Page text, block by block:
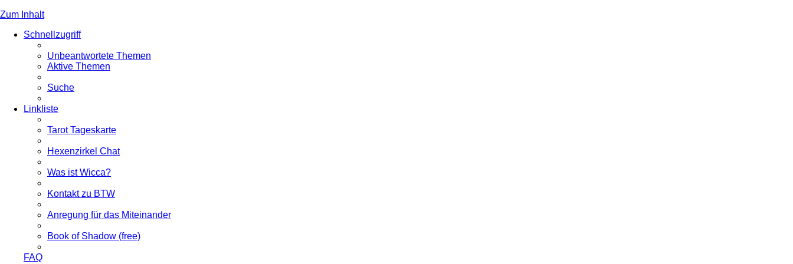
Zum Inhalt
Schnellzugriff
Unbeantwortete Themen
Aktive Themen
Suche
Linkliste
Tarot Tageskarte
Hexenzirkel Chat
Was ist Wicca?
Kontakt zu BTW
Anregung für das Miteinander
Book of Shadow (free)
FAQ